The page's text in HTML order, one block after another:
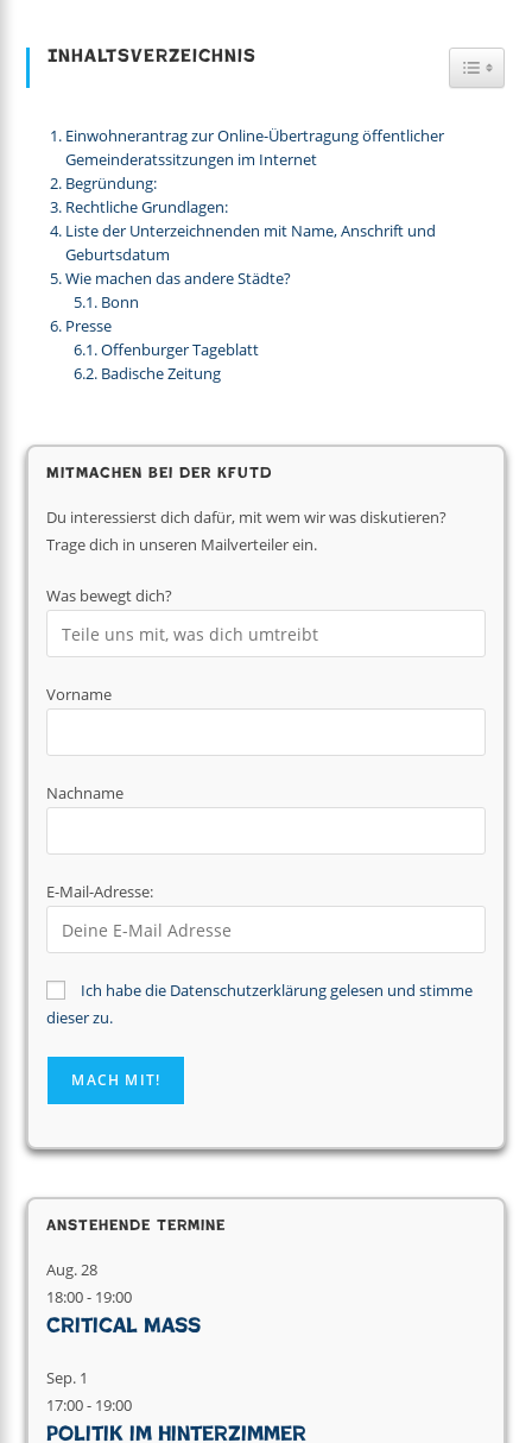
Inhaltsverzeichnis
Einwohnerantrag zur Online-Übertragung öffentlicher
Gemeinderatssitzungen im Internet
Begründung:
Rechtliche Grundlagen:
Liste der Unterzeichnenden mit Name, Anschrift und
Geburtsdatum
Wie machen das andere Städte?
Bonn
Presse
Offenburger Tageblatt
Badische Zeitung
Mitmachen bei der KfUTD
Du interessierst dich dafür, mit wem wir was diskutieren?
Trage dich in unseren Mailverteiler ein.
Was bewegt dich?
Vorname
Nachname
E-Mail-Adresse:
Ich habe die Datenschutzerklärung gelesen und stimme
dieser zu.
Anstehende Termine
Aug.28
18:00- 19:00
Critical Mass
Sep. 1
17:00- 19:00
Politik im Hinterzimmer